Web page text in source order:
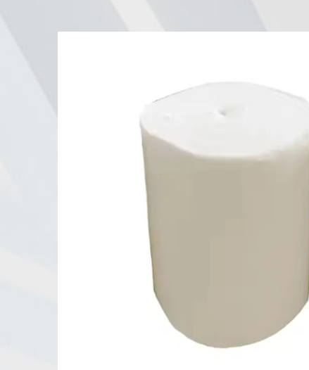
Chambre d'essai de Benchtop
Chambres de pulvérisation de sel
Testeur d'altération UV
Chambre d'essai de poussière
Chambre d'essai de pluie
Chambre de plain-pied
Chambre d'essai spéciale